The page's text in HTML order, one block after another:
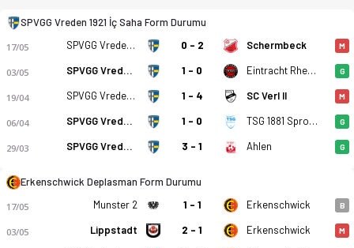
SPVGG Vreden 1921 İç Saha Form Durumu
17/05 SPVGG Vreden 1921 0 - 2 Schermbeck M
03/05 SPVGG Vreden 1921 1 - 0 Eintracht Rheine G
19/04 SPVGG Vreden 1921 1 - 4 SC Verl II M
06/04 SPVGG Vreden 1921 1 - 0 TSG 1881 Sprockhovel G
29/03 SPVGG Vreden 1921 3 - 1 Ahlen G
Erkenschwick Deplasman Form Durumu
17/05 Munster 2 1 - 1 Erkenschwick B
03/05 Lippstadt 2 - 1 Erkenschwick M